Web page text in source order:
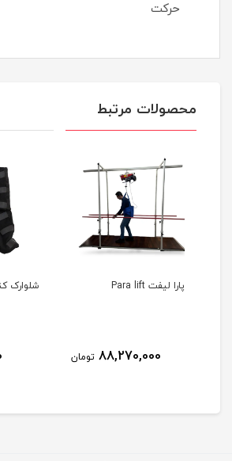
حرکت
محصولات مرتبط
پارا لیفت Para lift
88,270,000 تومان
شلوارک